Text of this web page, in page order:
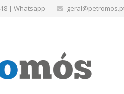
| Whatsapp